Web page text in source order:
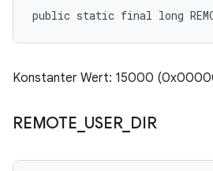
public static final long
Konstanter Wert: 15000
REMOTE USER_ DIR